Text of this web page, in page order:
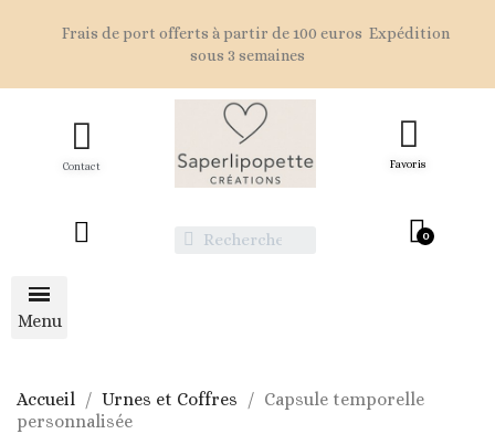
Frais de port offerts à partir de 100 euros Expédition
sous 3 semaines
Contact Favoris
Accueil Urnes et Coffres
Capsule temporelle
personnalisée